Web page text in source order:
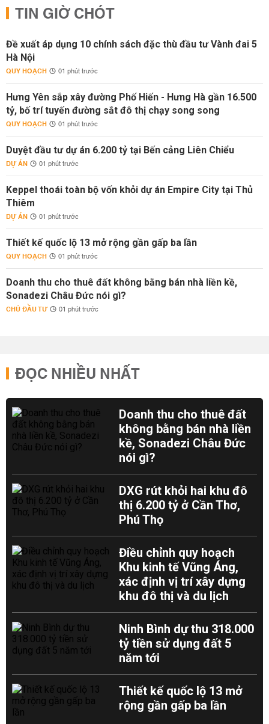
TIN GIỜ CHÓT
Đề xuất áp dụng 10 chính sách đặc thù đầu tư Vành đai 5
Hà Nội
QUY HOẠCH 01 phút trước
Hưng Yên sắp xây đường Phố Hiến - Hưng Hà gần 16.500
tỷ, bố trí tuyến đường sắt đô thị chạy song song
QUY HOẠCH 01 phút trước
Duyệt đầu tư dự án 6.200 tỷ tại Bến cảng Liên Chiểu
DỰ ÁN 01 phút trước
Keppel thoái toàn bộ vốn khỏi dự án Empire City tại Thủ
Thiêm
DỰ ÁN 01 phút trước
Thiết kế quốc lộ 13 mở rộng gần gấp ba lần
QUY HOẠCH 01 phút trước
Doanh thu cho thuê đất không bằng bán nhà liền kề,
Sonadezi Châu Đức nói gì?
CHỦ ĐẦU TƯ 01 phút trước
ĐỌC NHIỀU NHẤT
Doanh thu cho thuê đất
không bằng bán nhà liền
kề, Sonadezi Châu Đức
nói gì?
DXG rút khỏi hai khu đô
thị 6.200 tỷ ở Cần Thơ,
Phú Thọ
Điều chỉnh quy hoạch
Khu kinh tế Vũng Áng,
xác định vị trí xây dựng
khu đô thị và du lịch
Ninh Bình dự thu 318.000
tỷ tiền sử dụng đất 5
năm tới
Thiết kế quốc lộ 13 mở
rộng gần gấp ba lần